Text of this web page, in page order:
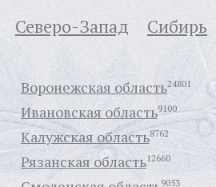
Северо-Запад Сибирь
Воронежская область24801
Ивановская область9100
Калужская область8762
Рязанская область12660
9053